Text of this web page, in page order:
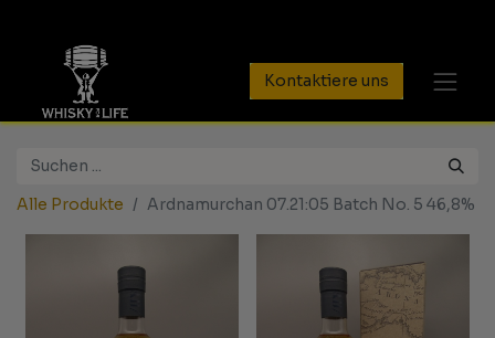
Kontaktiere uns
Alle Produkte Ardnamurchan 07.21:05 Batch No. 5 46,8%